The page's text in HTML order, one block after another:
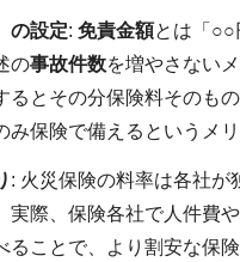
の設定: 免責金額とは「○○
の事故件数を増やさない
るとその分保険料そのも
保険で備えるというメリ
: 火災保険の料率は各社が
実際、保険各社で人件費
ることで、より割安な保